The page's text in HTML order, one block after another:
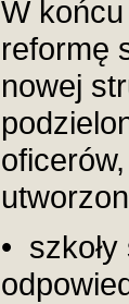
W
reformę
nowej
•